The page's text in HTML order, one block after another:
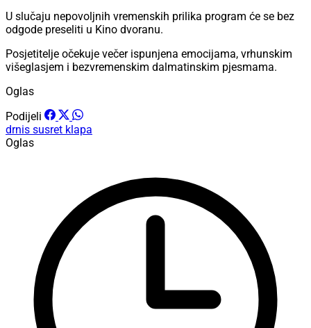
U slučaju nepovoljnih vremenskih prilika program će se bez
odgode preseliti u Kino dvoranu.
Posjetitelje očekuje večer ispunjena emocijama, vrhunskim
višeglasjem i bezvremenskim dalmatinskim pjesmama.
Oglas
Podijeli
drnis susret klapa
Oglas